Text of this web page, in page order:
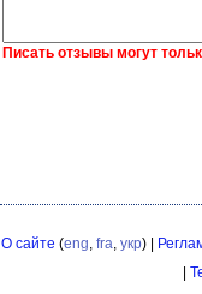
Писать отзывы могут
О сайте (eng fra укр) |
|